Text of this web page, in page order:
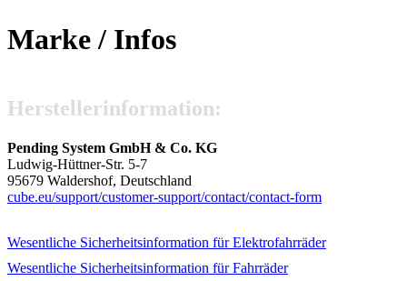
Marke / Infos
Hersteller­information:
Pending System GmbH & Co. KG
Ludwig-Hüttner-Str. 5-7
95679 Waldershof, Deutschland
cube.eu/support/customer-support/contact/contact-form
Wesentliche Sicherheits­information für Elektrofahrräder
Wesentliche Sicherheits­information für Fahrräder